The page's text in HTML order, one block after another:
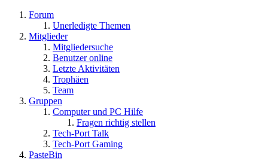
Forum
Unerledigte Themen
Mitglieder
Mitgliedersuche
Benutzer online
Letzte Aktivitäten
Trophäen
Team
Gruppen
Computer und PC Hilfe
Fragen richtig stellen
Tech-Port Talk
Tech-Port Gaming
PasteBin